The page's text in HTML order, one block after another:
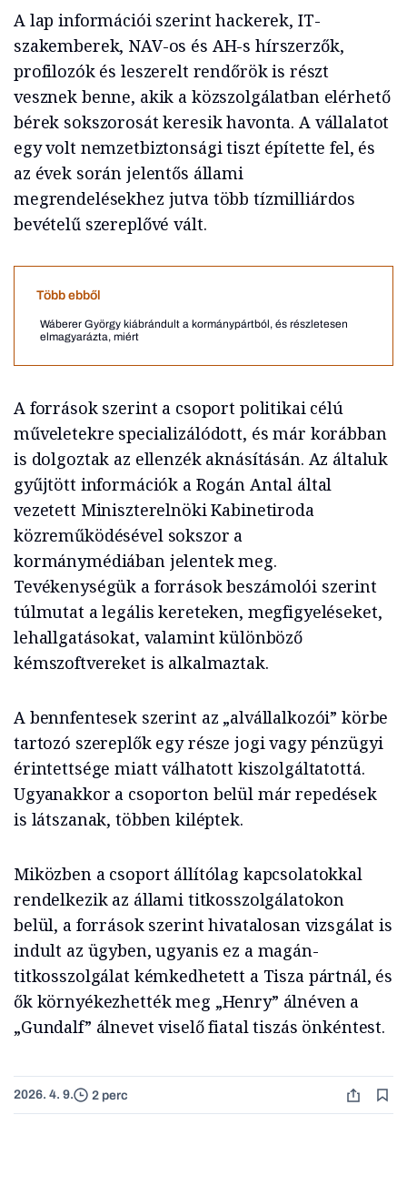
A lap információi szerint hackerek, IT-
szakemberek, NAV-os és AH-s hírszerzők,
profilozók és leszerelt rendőrök is részt
vesznek benne, akik a közszolgálatban elérhető
bérek sokszorosát keresik havonta. A vállalatot
egy volt nemzetbiztonsági tiszt építette fel, és
az évek során jelentős állami
megrendelésekhez jutva több tízmilliárdos
bevételű szereplővé vált.
Több ebből
Wáberer György kiábrándult a kormánypártból, és részletesen
elmagyarázta, miért
A források szerint a csoport politikai célú
műveletekre specializálódott, és már korábban
is dolgoztak az ellenzék aknásításán. Az általuk
gyűjtött információk a Rogán Antal által
vezetett Miniszterelnöki Kabinetiroda
közreműködésével sokszor a
kormánymédiában jelentek meg.
Tevékenységük a források beszámolói szerint
túlmutat a legális kereteken, megfigyeléseket,
lehallgatásokat, valamint különböző
kémszoftvereket is alkalmaztak.
A bennfentesek szerint az „alvállalkozói” körbe
tartozó szereplők egy része jogi vagy pénzügyi
érintettsége miatt válhatott kiszolgáltatottá.
Ugyanakkor a csoporton belül már repedések
is látszanak, többen kiléptek.
Miközben a csoport állítólag kapcsolatokkal
rendelkezik az állami titkosszolgálatokon
belül, a források szerint hivatalosan vizsgálat is
indult az ügyben, ugyanis ez a magán-
titkosszolgálat kémkedhetett a Tisza pártnál, és
ők környékezhették meg „Henry” álnéven a
„Gundalf” álnevet viselő fiatal tiszás önkéntest.
2026. 4. 9. 2 perc